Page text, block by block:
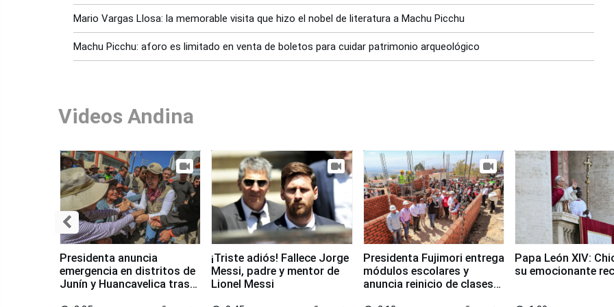
Mario Vargas Llosa: la memorable visita que hizo el nobel de literatura a Machu Picchu
Machu Picchu: aforo es limitado en venta de boletos para cuidar patrimonio arqueológico
Videos Andina
Presidenta anuncia
emergencia en distritos de
Junín y Huancavelica tras
¡Triste adiós! Fallece Jorge
Messi, padre y mentor de
Lionel Messi
Presidenta Fujimori entrega
módulos escolares y
anuncia reinicio de clases
Papa León XIV:
su emocionante